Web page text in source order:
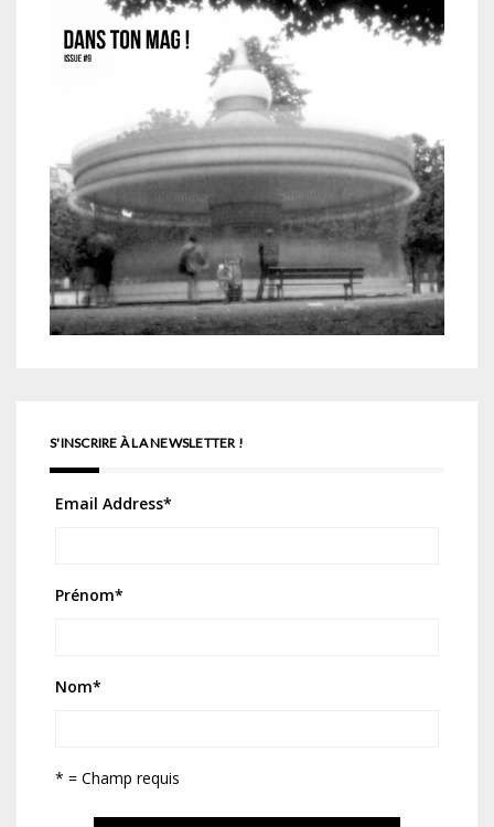
S'INSCRIRE À LA NEWSLETTER !
Email Address*
Prénom*
Nom*
* = Champ requis